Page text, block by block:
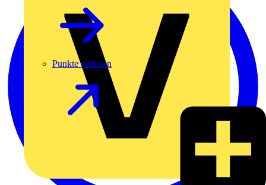
Punkte einlösen